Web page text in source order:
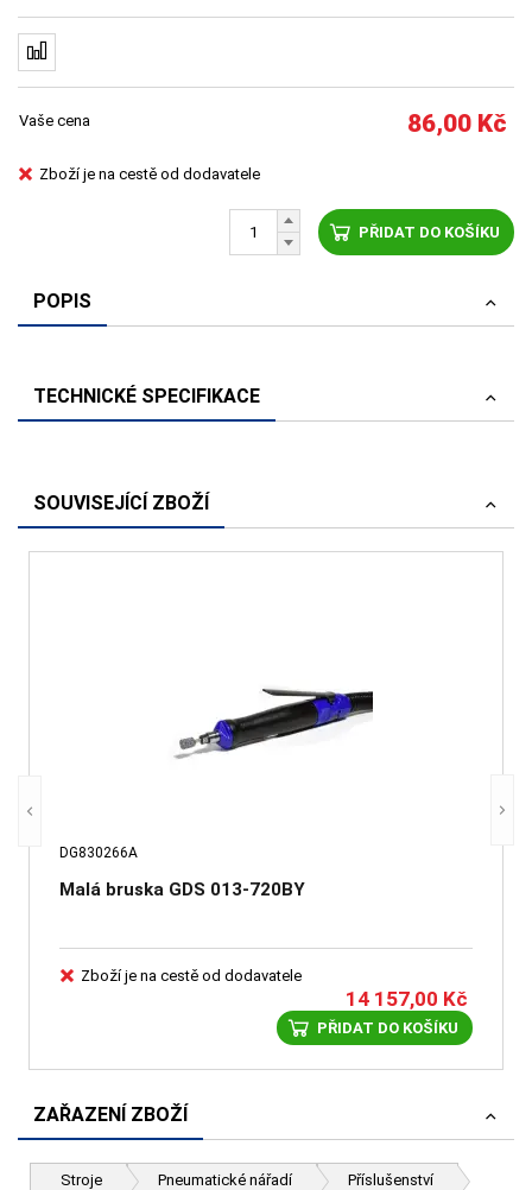
Vaše cena 86,00 Kč
Zboží je na cestě od dodavatele
PŘIDAT DO KOŠÍKU
POPIS
TECHNICKÉ SPECIFIKACE
SOUVISEJÍCÍ ZBOŽÍ
DG830266A
Malá bruska GDS 013-720BY
Zboží je na cestě od dodavatele
14 157,00 Kč
PŘIDAT DO KOŠÍKU
ZAŘAZENÍ ZBOŽÍ
Stroje Pneumatické nářadí
Příslušenství